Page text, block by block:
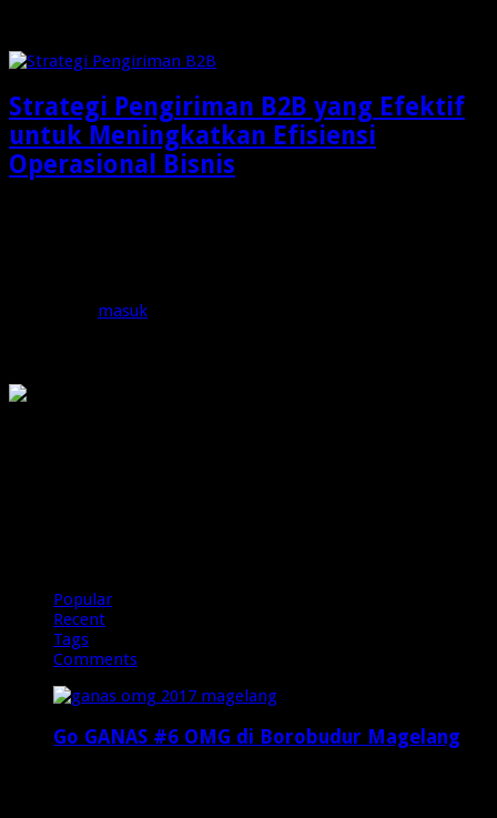
Strategi Pengiriman B2B yang Efektif
untuk Meningkatkan Efisiensi
Operasional Bisnis
masuk
Popular
Recent
Tags
Comments
Go GANAS #6 OMG di Borobudur Magelang